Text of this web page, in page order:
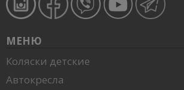
МЕНЮ
Коляски детские
Автокресла